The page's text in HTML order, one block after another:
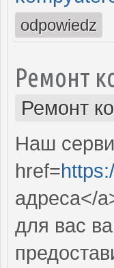
odpowiedz
Ремонт
Ремонт
Наш
href=
адреса</
для вас